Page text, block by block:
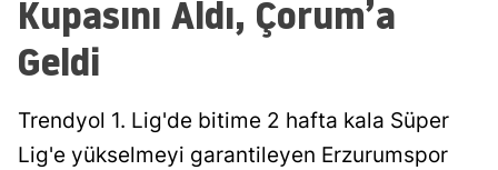
Kupasını Aldı, Çorum’a
Geldi
Trendyol 1. Lig'de bitime 2 hafta kala Süper
Lig'e yükselmeyi garantileyen Erzurumspor